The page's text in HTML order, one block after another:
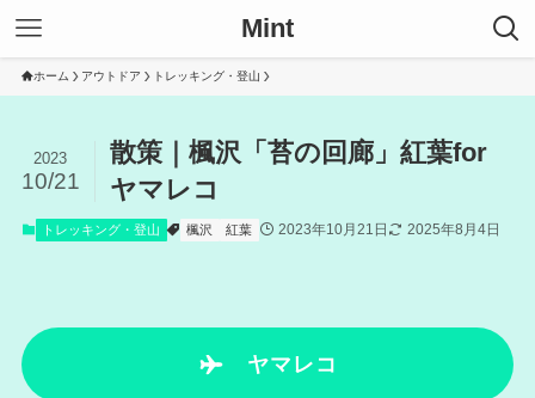
Mint
ホーム アウトドア トレッキング・登山
散策｜楓沢「苔の回廊」紅葉for
ヤマレコ
2023
10/21
トレッキング・登山 楓沢 紅葉 2023年10月21日 2025年8月4日
ヤマレコ